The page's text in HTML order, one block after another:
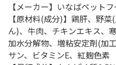
【メーカー】いなばペット
【原材料(成分)】鶏肝、野
ん)、牛肉、チキンエキス、
加水分解物、増粘安定剤(加
サン、ビタミンE、紅麹色素